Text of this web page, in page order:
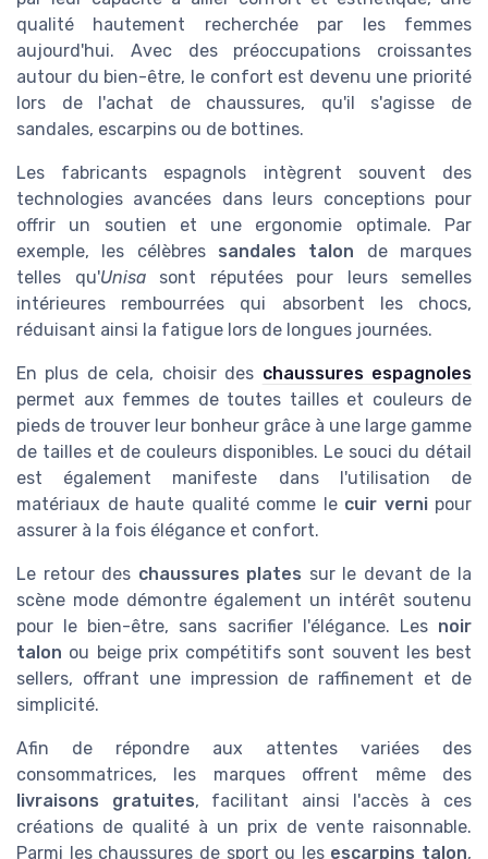
qualité hautement recherchée par les femmes
aujourd'hui. Avec des préoccupations croissantes
autour du bien-être, le confort est devenu une priorité
lors de l'achat de chaussures, qu'il s'agisse de
sandales, escarpins ou de bottines.
Les fabricants espagnols intègrent souvent des
technologies avancées dans leurs conceptions pour
offrir un soutien et une ergonomie optimale. Par
exemple, les célèbres sandales talon de marques
telles qu'Unisasont réputées pour leurs semelles
intérieures rembourrées qui absorbent les chocs,
réduisant ainsi la fatigue lors de longues journées.
En plus de cela, choisir des chaussures espagnoles
permet aux femmes de toutes tailles et couleurs de
pieds de trouver leur bonheur grâce à une large gamme
de tailles et de couleurs disponibles. Le souci du détail
est également manifeste dans l'utilisation de
matériaux de haute qualité comme le cuir vernipour
assurer à la fois élégance et confort.
Le retour des chaussures plates sur le devant de la
scène mode démontre également un intérêt soutenu
pour le bien-être, sans sacrifier l'élégance. Les noir
talon ou beige prix compétitifs sont souvent les best
sellers, offrant une impression de raffinement et de
simplicité.
Afin de répondre aux attentes variées des
consommatrices, les marques offrent même des
livraisons gratuites, facilitant ainsi l'accès à ces
créations de qualité à un prix de vente raisonnable.
Parmi les chaussures de sport ou les escarpins talon,